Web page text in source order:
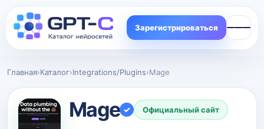
Зарегистрироваться
Главная›Каталог›Integrations/Plugins›Mage
Mage ✓ Официальный сайт